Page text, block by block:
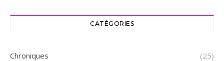
CATÉGORIES
Chroniques (25)